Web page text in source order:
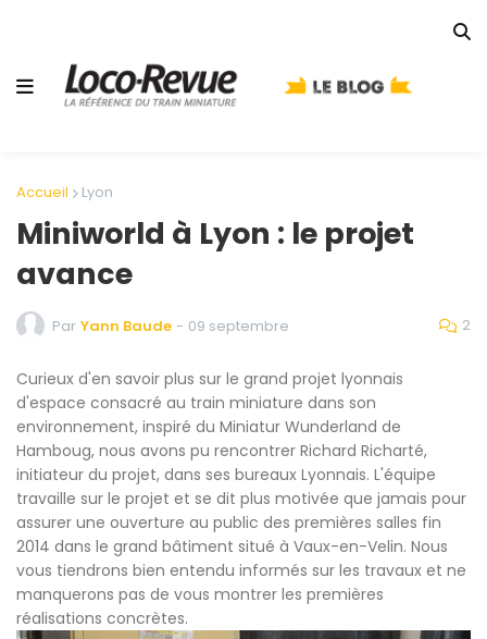
Accueil Lyon
Miniworld à Lyon : le projet
avance
Par Yann Baude - 09 septembre 2
Curieux d'en savoir plus sur le grand projet lyonnais
d'espace consacré au train miniature dans son
environnement, inspiré du Miniatur Wunderland de
Hamboug, nous avons pu rencontrer Richard Richarté,
initiateur du projet, dans ses bureaux Lyonnais. L'équipe
travaille sur le projet et se dit plus motivée que jamais pour
assurer une ouverture au public des premières salles fin
2014 dans le grand bâtiment situé à Vaux-en-Velin. Nous
vous tiendrons bien entendu informés sur les travaux et ne
manquerons pas de vous montrer les premières
réalisations concrètes.